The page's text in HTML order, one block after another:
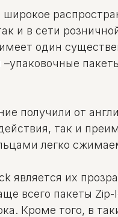
и в сети
один
получили от
так и
легко
их
всего пакеты
Кроме того, в